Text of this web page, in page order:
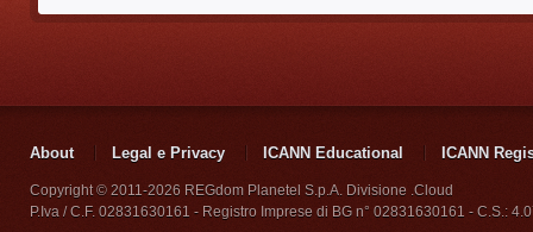
About Legal e Privacy ICANN Educational ICANN
Copyright © 2011-2026 REGdom Planetel S.p.A. Divisione .Cloud
P.Iva / C.F. 02831630161 - Registro Imprese di BG n° 02831630161 - C.S.: